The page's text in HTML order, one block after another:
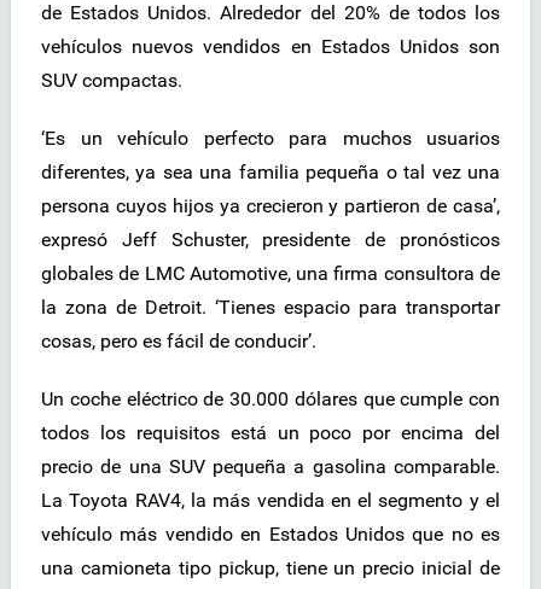
de Estados Unidos. Alrededor del 20% de todos los
vehículos nuevos vendidos en Estados Unidos son
SUV compactas.
‘Es un vehículo perfecto para muchos usuarios
diferentes, ya sea una familia pequeña o tal vez una
persona cuyos hijos ya crecieron y partieron de casa’,
expresó Jeff Schuster, presidente de pronósticos
globales de LMC Automotive, una firma consultora de
la zona de Detroit. ‘Tienes espacio para transportar
cosas, pero es fácil de conducir’.
Un coche eléctrico de 30.000 dólares que cumple con
todos los requisitos está un poco por encima del
precio de una SUV pequeña a gasolina comparable.
La Toyota RAV4, la más vendida en el segmento y el
vehículo más vendido en Estados Unidos que no es
una camioneta tipo pickup, tiene un precio inicial de